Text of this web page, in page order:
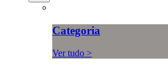
Categoria
Ver tudo >